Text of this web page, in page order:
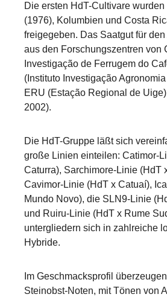
Die ersten HdT-Cultivare
(1976), Kolumbien und Costa
freigegeben. Das Saatgut für
aus den Forschungszentren von
Investigação de Ferrugem do
(Instituto Investigação
ERU (Estação Regional de
2002).
Die HdT-Gruppe läßt sich
große Linien einteilen: Catimor-
Caturra), Sarchimore-Linie (HdT
Cavimor-Linie (HdT x Catuaí),
Mundo Novo), die SLN9-Linie
und Ruiru-Linie (HdT x Rume
untergliedern sich in zahlreiche
Hybride.
Im Geschmacksprofil
Steinobst-Noten, mit Tönen von